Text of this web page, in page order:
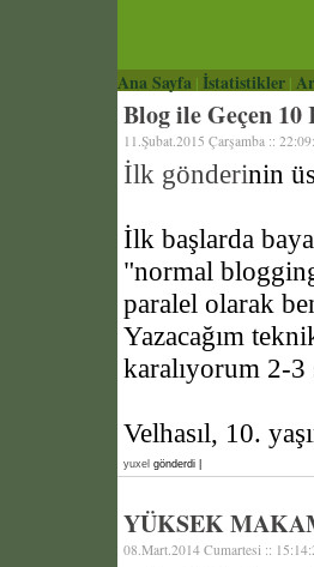
Ana Sayfa | İstatistikler |
Blog ile Geçen 10
11.Şubat.2015 Çarşamba ::
İlk gönderinin
İlk başlarda
"normal
paralel olarak
Yazacağım
karalıyorum 2-
Velhasıl, 10.
yuxel gönderdi |
YÜKSEK
08.Mart.2014 Cumartesi ::